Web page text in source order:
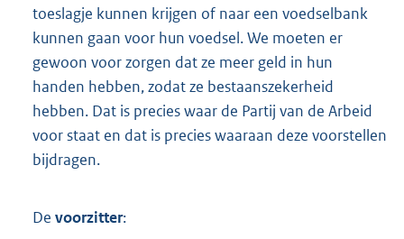
toeslagje kunnen krijgen of naar een voedselbank
kunnen gaan voor hun voedsel. We moeten er
gewoon voor zorgen dat ze meer geld in hun
handen hebben, zodat ze bestaanszekerheid
hebben. Dat is precies waar de Partij van de Arbeid
voor staat en dat is precies waaraan deze voorstellen
bijdragen.
De voorzitter: